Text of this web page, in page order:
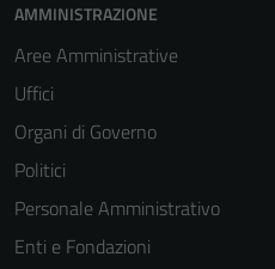
AMMINISTRAZIONE
Aree Amministrative
Uffici
Organi di Governo
Politici
Personale Amministrativo
Enti e Fondazioni